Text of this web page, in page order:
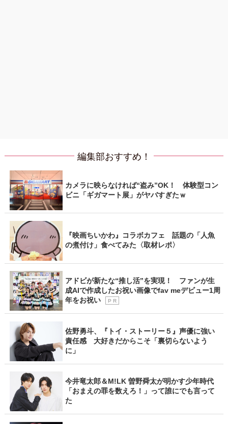
編集部おすすめ！
カメラに映らなければ“盗み”OK！ 体験型コン
ビニ「ギガマート展」がヤバすぎたｗ
『映画ちいかわ』コラボカフェ 話題の「人魚
の煮付け」食べてみた〈取材レポ〉
アドビが新たな“推し活”を実現！ ファンが生
成AIで作成したお祝い画像でfav meデビュー1周
年をお祝い
P R
佐野勇斗、『トイ・ストーリー５』声優に強い
責任感 大好きだからこそ「裏切らないよう
に」
今井竜太郎＆M!LK 曽野舜太が明かす少年時代
「おまえの罪を数えろ！」って誰にでも言って
た